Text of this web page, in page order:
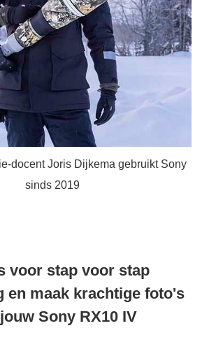
docent Joris Dijkema gebruikt Sony
sinds 2019
voor stap voor stap
en maak krachtige foto's
Sony RX10 IV